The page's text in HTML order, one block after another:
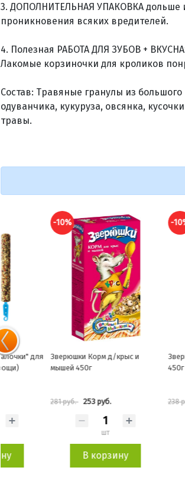
3. ДОПОЛНИТЕЛЬНАЯ УПАКОВКА дольше
проникновения всяких вредителей.
4. Полезная РАБОТА ДЛЯ ЗУБОВ +
Лакомые корзиночки для кроликов
Состав: Травяные гранулы из
одуванчика, кукуруза, овсянка,
травы.
Зверюшки Корм д/крыс и
мышей 450г
253 руб.
-10%
Зверюшки Корм
215 руб.